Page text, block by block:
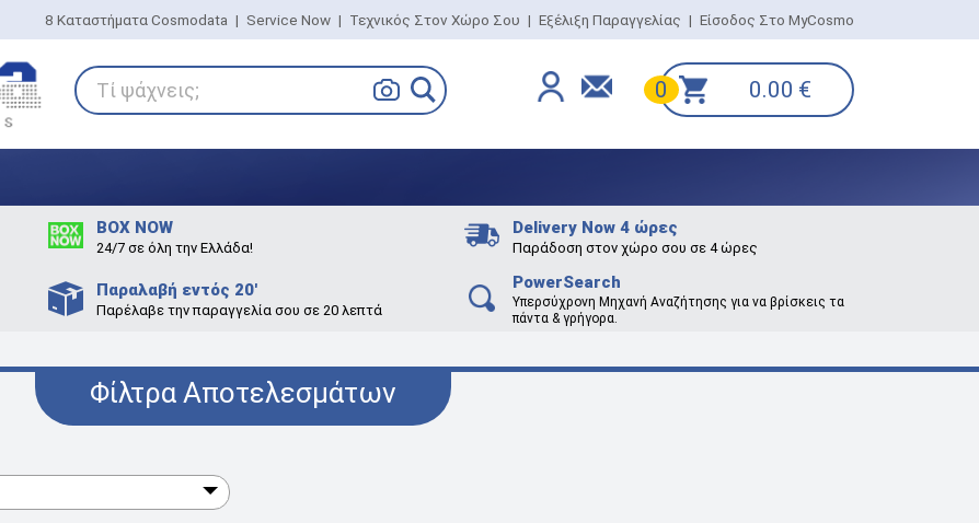
8 Καταστήματα Cosmodata | Service Now | Τεχνικός Στον Χώρο Σου | Εξέλιξη Παραγγελίας | Είσοδος Στο MyCosmo
Τί ψάχνεις; 0 0.00 €
BOX NOW
24/7 σε όλη την Ελλάδα!
Delivery Now 4 ώρες
Παράδοση στον χώρο σου σε 4 ώρες
Παραλαβή εντός 20'
Παρέλαβε την παραγγελία σου σε 20 λεπτά
PowerSearch
Υπερσύχρονη Μηχανή Αναζήτησης για να βρίσκεις τα
πάντα & γρήγορα.
Φίλτρα Αποτελεσμάτων